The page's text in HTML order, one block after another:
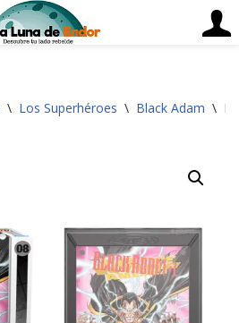
\ Los Superhéroes \ Black Adam \